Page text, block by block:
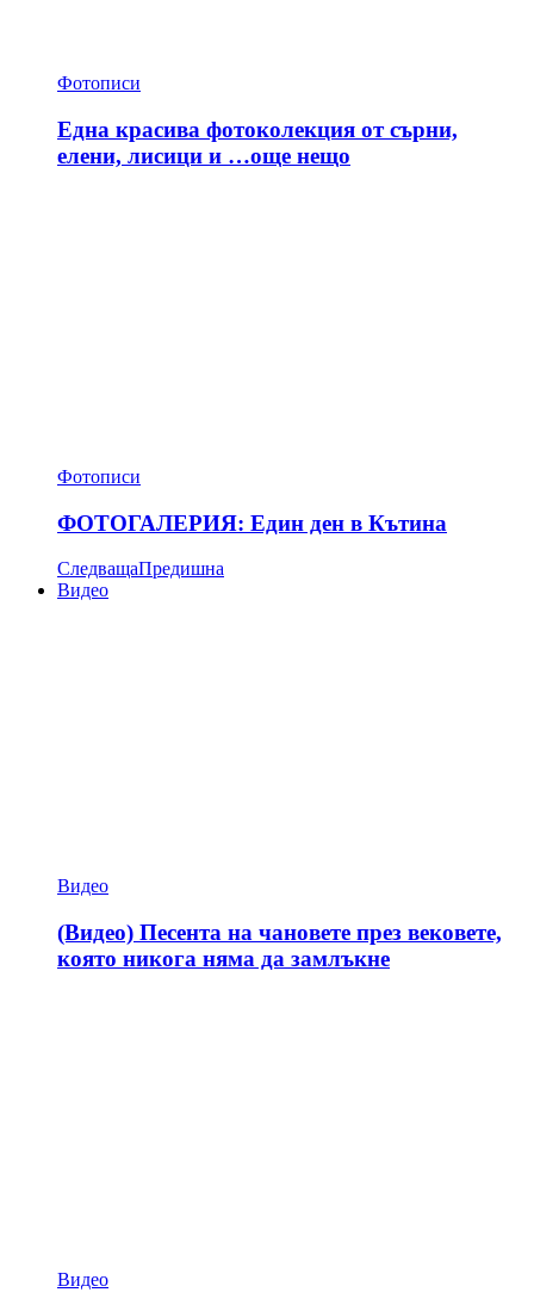
Фотописи
Една красива фотоколекция от сърни,
елени, лисици и …още нещо
Фотописи
ФОТОГАЛЕРИЯ: Един ден в Кътина
СледващаПредишна
Видео
Видео
(Видео) Песента на чановете през вековете,
която никога няма да замлъкне
Видео